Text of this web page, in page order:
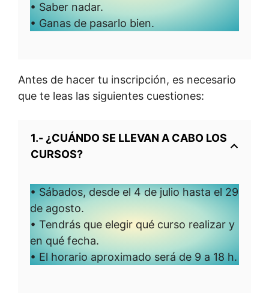
• Saber nadar.
• Ganas de pasarlo bien.
Antes de hacer tu inscripción, es necesario
que te leas las siguientes cuestiones:
1.- ¿CUÁNDO SE LLEVAN A CABO LOS
CURSOS?
• Sábados, desde el 4 de julio hasta el 29
de agosto.
• Tendrás que elegir qué curso realizar y
en qué fecha.
• El horario aproximado será de 9 a 18 h.